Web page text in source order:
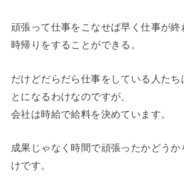
頑張って仕事をこなせば早く仕事が終
時帰りをすることができる。
だけどだらだら仕事をしている人たち
とになるわけなのですが、
会社は時給で給料を決めています。
成果じゃなく時間で頑張ったかどう
けです。